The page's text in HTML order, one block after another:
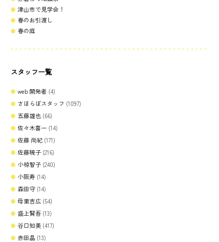
津山市で見学会！
春のお引渡し
春の庭
スタッフ一覧
web 開発者 (4)
さほらぼスタッフ (1097)
五藤雄也 (66)
佐々木喜一 (14)
佐藤 尚紀 (171)
佐藤暁子 (216)
小椋智子 (240)
小阪寿 (14)
森田守 (14)
母里吉広 (54)
盛上賢吾 (13)
谷口知美 (417)
赤田晶 (13)